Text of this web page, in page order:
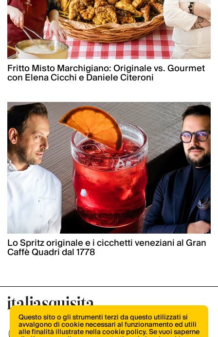
Fritto Misto Marchigiano: Originale vs. Gourmet
con Elena Cicchi e Daniele Citeroni
Lo Spritz originale e i cicchetti veneziani al Gran
Caffè Quadri dal 1778
Questo sito o gli strumenti terzi da questo utilizzati si
avvalgono di cookie necessari al funzionamento ed utili
alle finalità illustrate nella cookie policy. Se vuoi saperne